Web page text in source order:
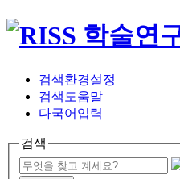
검색환경설정
검색도움말
다국어입력
검색